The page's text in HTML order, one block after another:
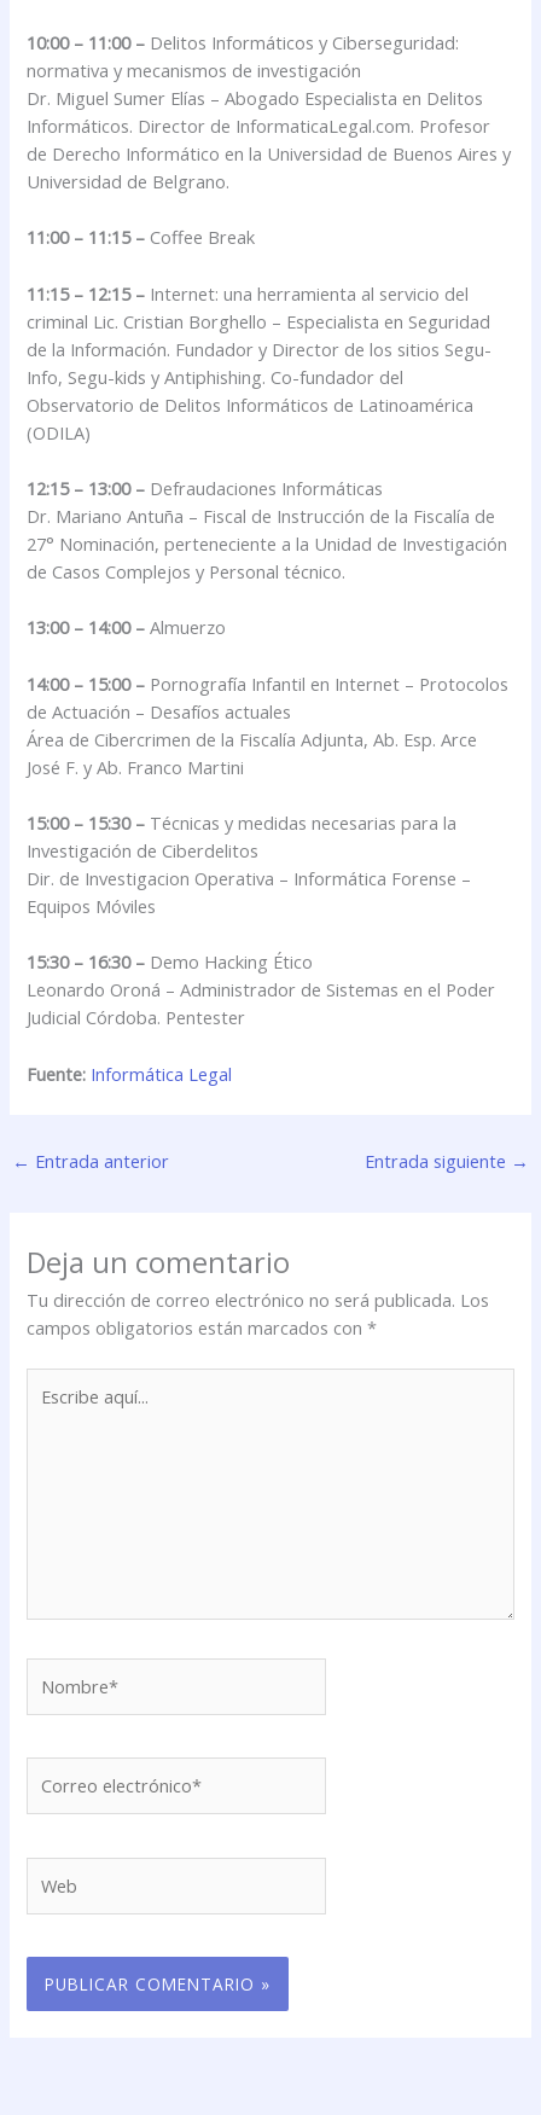
10:00 – 11:00 – Delitos Informáticos y Ciberseguridad:
normativa y mecanismos de investigación
Dr. Miguel Sumer Elías – Abogado Especialista en Delitos
Informáticos. Director de InformaticaLegal.com. Profesor
de Derecho Informático en la Universidad de Buenos Aires y
Universidad de Belgrano.
11:00 – 11:15 – Coffee Break
11:15 – 12:15 – Internet: una herramienta al servicio del
criminal Lic. Cristian Borghello – Especialista en Seguridad
de la Información. Fundador y Director de los sitios Segu-
Info, Segu-kids y Antiphishing. Co-fundador del
Observatorio de Delitos Informáticos de Latinoamérica
(ODILA)
12:15 – 13:00 – Defraudaciones Informáticas
Dr. Mariano Antuña – Fiscal de Instrucción de la Fiscalía de
27° Nominación, perteneciente a la Unidad de Investigación
de Casos Complejos y Personal técnico.
13:00 – 14:00 – Almuerzo
14:00 – 15:00 – Pornografía Infantil en Internet – Protocolos
de Actuación – Desafíos actuales
Área de Cibercrimen de la Fiscalía Adjunta, Ab. Esp. Arce
José F. y Ab. Franco Martini
15:00 – 15:30 – Técnicas y medidas necesarias para la
Investigación de Ciberdelitos
Dir. de Investigacion Operativa – Informática Forense –
Equipos Móviles
15:30 – 16:30 – Demo Hacking Ético
Leonardo Oroná – Administrador de Sistemas en el Poder
Judicial Córdoba. Pentester
Fuente: Informática Legal
← Entrada anterior Entrada siguiente →
Deja un comentario
Tu dirección de correo electrónico no será publicada. Los
campos obligatorios están marcados con*
aquí...
electrónico*